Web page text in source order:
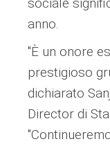
anno.
"È un onore
prestigioso
dichiarato
Director di